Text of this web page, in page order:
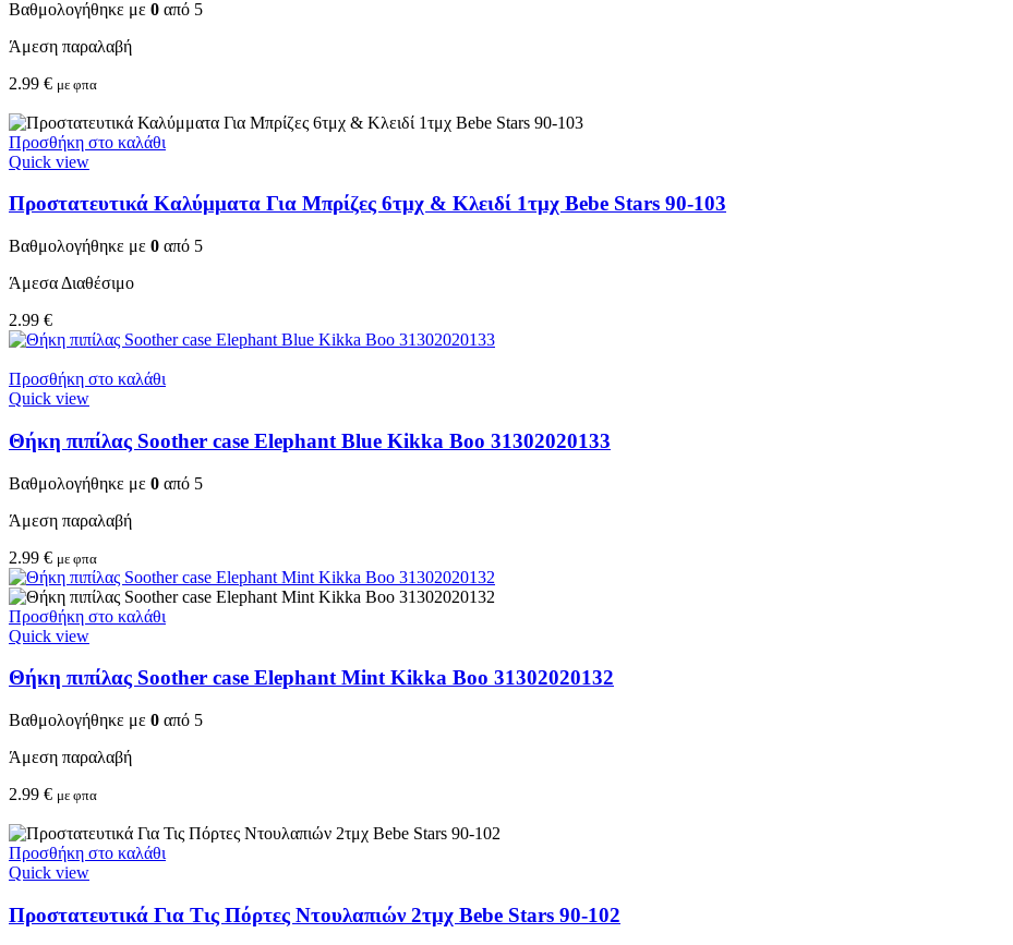
Βαθμολογήθηκε με 0 από 5
Άμεση παραλαβή
2.99 € με φπα
Προσθήκη στο καλάθι
Quick view
Προστατευτικά Καλύμματα Για Μπρίζες 6τμχ & Κλειδί 1τμχ Bebe Stars 90-103
Βαθμολογήθηκε με 0 από 5
Άμεσα Διαθέσιμο
2.99 €
Προσθήκη στο καλάθι
Quick view
Θήκη πιπίλας Soother case Elephant Blue Kikka Boo 31302020133
Βαθμολογήθηκε με 0 από 5
Άμεση παραλαβή
2.99 € με φπα
Προσθήκη στο καλάθι
Quick view
Θήκη πιπίλας Soother case Elephant Mint Kikka Boo 31302020132
Βαθμολογήθηκε με 0 από 5
Άμεση παραλαβή
2.99 € με φπα
Προσθήκη στο καλάθι
Quick view
Προστατευτικά Για Τις Πόρτες Ντουλαπιών 2τμχ Bebe Stars 90-102